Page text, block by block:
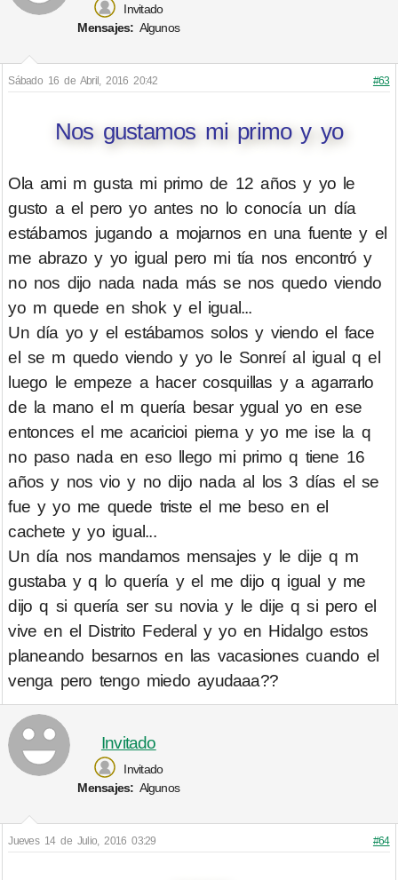
Invitado
Mensajes: Algunos
Sábado 16 de Abril, 2016 20:42 #63
Nos gustamos mi primo y yo
Ola ami m gusta mi primo de 12 años y yo le
gusto a el pero yo antes no lo conocía un día
estábamos jugando a mojarnos en una fuente y el
me abrazo y yo igual pero mi tía nos encontró y
no nos dijo nada nada más se nos quedo viendo
yo m quede en shok y el igual...
Un día yo y el estábamos solos y viendo el face
el se m quedo viendo y yo le Sonreí al igual q el
luego le empeze a hacer cosquillas y a agarrarlo
de la mano el m quería besar ygual yo en ese
entonces el me acaricioi pierna y yo me ise la q
no paso nada en eso llego mi primo q tiene 16
años y nos vio y no dijo nada al los 3 días el se
fue y yo me quede triste el me beso en el
cachete y yo igual...
Un día nos mandamos mensajes y le dije q m
gustaba y q lo quería y el me dijo q igual y me
dijo q si quería ser su novia y le dije q si pero el
vive en el Distrito Federal y yo en Hidalgo estos
planeando besarnos en las vacasiones cuando el
venga pero tengo miedo ayudaaa??
Invitado
Invitado
Mensajes: Algunos
Jueves 14 de Julio, 2016 03:29 #64